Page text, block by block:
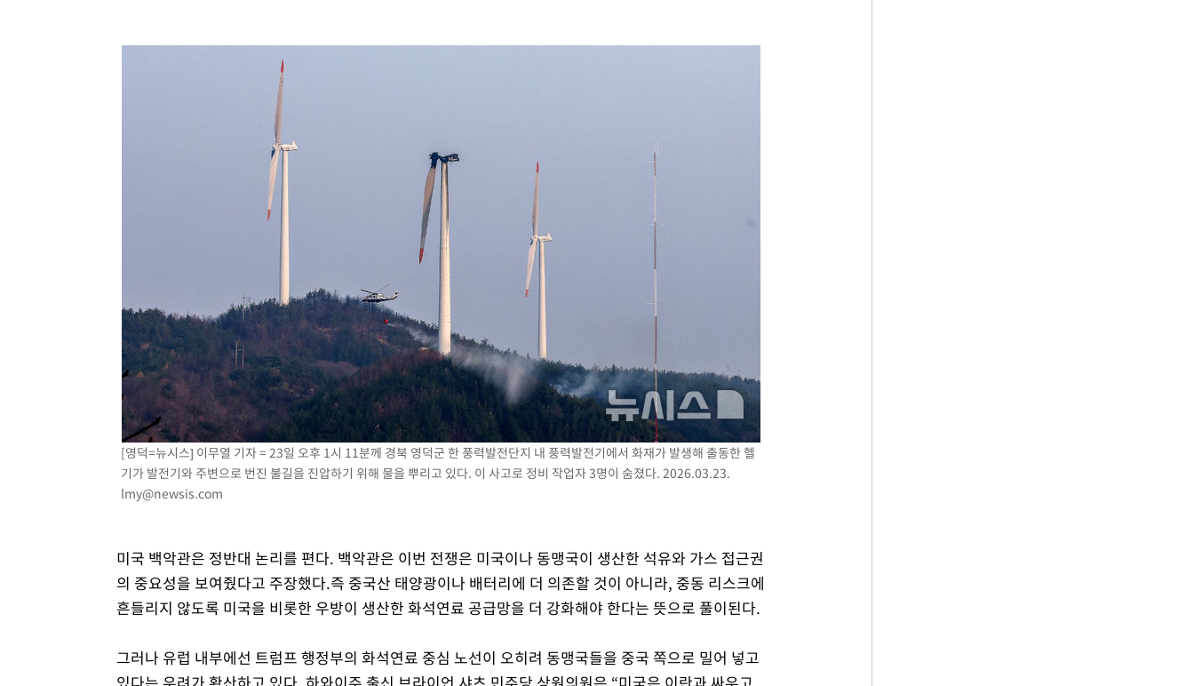
[영덕=뉴시스] 이무열 기자 = 23일 오후 1시 11분께 경북 영덕군 한 풍력발전단지 내 풍력발전기에서 화재가 발생해 출동한 헬
기가 발전기와 주변으로 번진 불길을 진압하기 위해 물을 뿌리고 있다. 이 사고로 정비 작업자 3명이 숨졌다. 2026.03.23.
lmy@newsis.com
미국 백악관은 정반대 논리를 편다. 백악관은 이번 전쟁은 미국이나 동맹국이 생산한 석유와 가스 접근권
의 중요성을 보여줬다고 주장했다.즉 중국산 태양광이나 배터리에 더 의존할 것이 아니라, 중동 리스크에
흔들리지 않도록 미국을 비롯한 우방이 생산한 화석연료 공급망을 더 강화해야 한다는 뜻으로 풀이된다.
그러나 유럽 내부에선 트럼프 행정부의 화석연료 중심 노선이 오히려 동맹국들을 중국 쪽으로 밀어 넣고